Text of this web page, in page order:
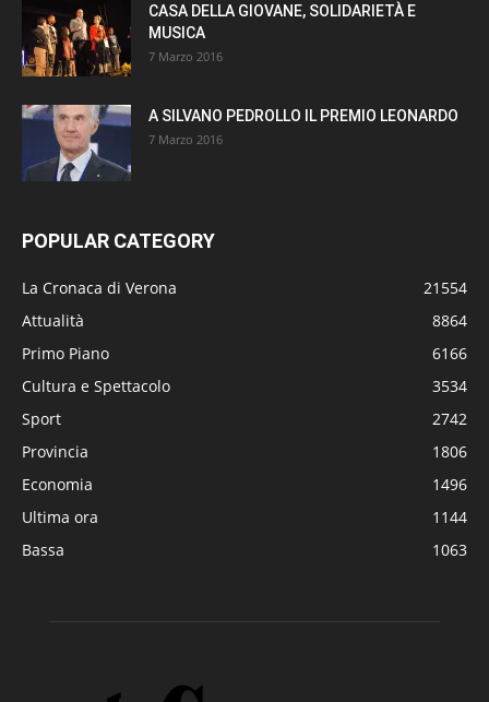
CASA DELLA GIOVANE, SOLIDARIETÀ E
MUSICA
7 Marzo 2016
A SILVANO PEDROLLO IL PREMIO LEONARDO
7 Marzo 2016
POPULAR CATEGORY
La Cronaca di Verona
21554
Attualità
8864
Primo Piano
6166
Cultura e Spettacolo
3534
Sport
2742
Provincia
1806
Economia
1496
Ultima ora
1144
Bassa
1063